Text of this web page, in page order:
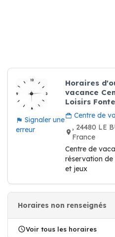
Signaler une
erreur
Horaires
vacance
Loisirs
Centre de
, 24480 LE
France
Centre de
réservation de
et jeux
Horaires non renseignés
Voir tous les horaires